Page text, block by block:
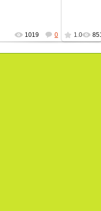
1019 0 1.0